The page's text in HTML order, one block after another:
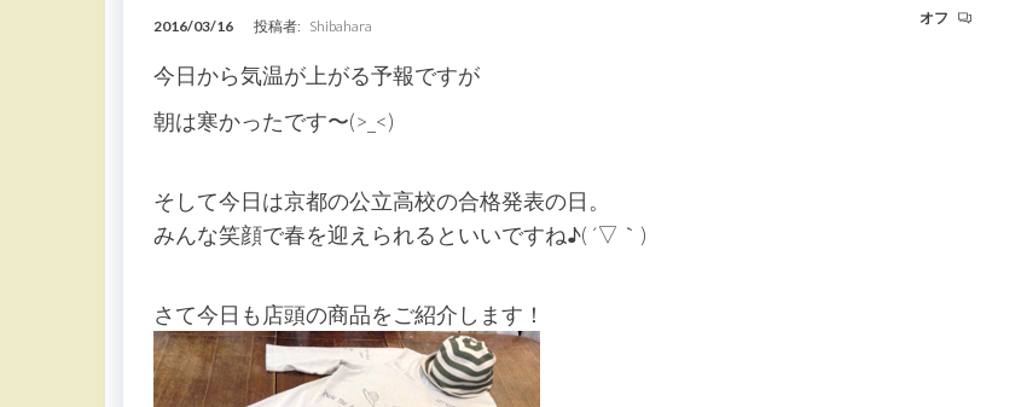
2016/03/16 投稿者: Shibahara オフ
今日から気温が上がる予報ですが
朝は寒かったです〜(>_<)
そして今日は京都の公立高校の合格発表の日。
みんな笑顔で春を迎えられるといいですね♪( ´▽｀)
さて今日も店頭の商品をご紹介します！